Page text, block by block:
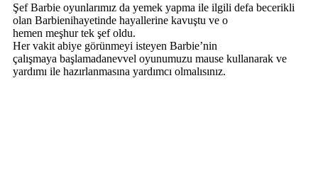
Şef Barbie oyunlarımız da yemek yapma ile ilgili defa becerikli
olan Barbienihayetinde hayallerine kavuştu ve o
hemen meşhur tek şef oldu.
Her vakit abiye görünmeyi isteyen Barbie’nin
çalışmaya başlamadanevvel oyunumuzu mause kullanarak ve
yardımı ile hazırlanmasına yardımcı olmalısınız.